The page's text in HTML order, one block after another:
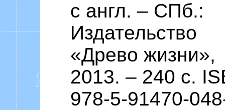
с англ. – СПб.:
Издательство
«Древо жизни»,
2013. – 240 c.
978-5-91470-